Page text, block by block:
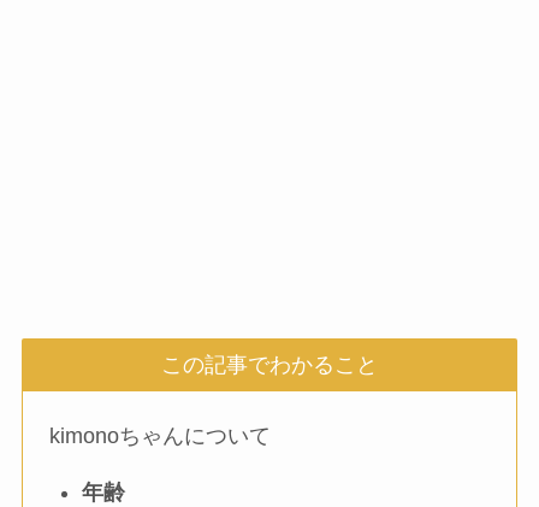
この記事でわかること
kimonoちゃんについて
年齢